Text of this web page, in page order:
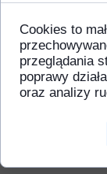
Cookies to
przeglądania
poprawy
oraz analizy